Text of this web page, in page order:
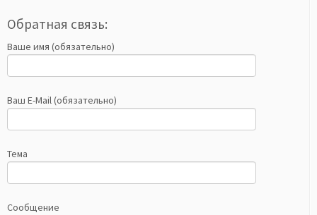
Обратная связь:
Ваше имя (обязательно)
Ваш E-Mail (обязательно)
Тема
Сообщение